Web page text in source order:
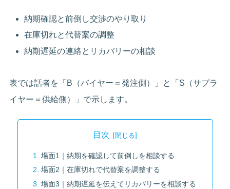
納期確認と前倒し交渉のやり取り
在庫切れと代替案の調整
納期遅延の連絡とリカバリーの相談
表では話者を「B（バイヤー＝発注側）」と「S（サプラ
イヤー＝供給側）」で示します。
目次
場面1｜納期を確認して前倒しを相談する
場面2｜在庫切れで代替案を調整する
場面3｜納期遅延を伝えてリカバリーを相談する